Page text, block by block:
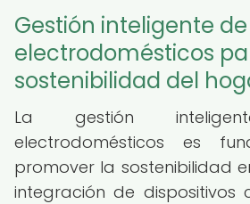
Gestión inteligente
electrodomésticos
sostenibilidad del
La gestión
electrodomésticos es
promover la sostenibilidad
integración de dispositivos